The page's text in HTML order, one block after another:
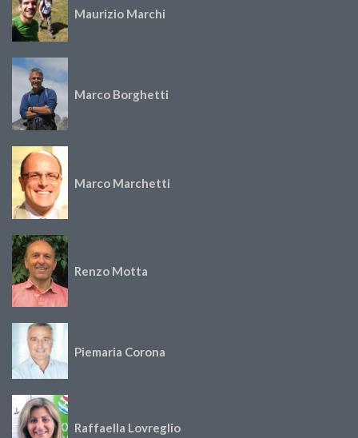
Maurizio Marchi
Marco Borghetti
Marco Marchetti
Renzo Motta
Piemaria Corona
Raffaella Lovreglio